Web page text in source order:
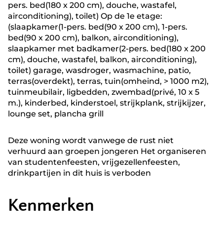
pers. bed(180 x 200 cm), douche, wastafel,
airconditioning), toilet) Op de 1e etage:
(slaapkamer(1-pers. bed(90 x 200 cm), 1-pers.
bed(90 x 200 cm), balkon, airconditioning),
slaapkamer met badkamer(2-pers. bed(180 x 200
cm), douche, wastafel, balkon, airconditioning),
toilet) garage, wasdroger, wasmachine, patio,
terras(overdekt), terras, tuin(omheind, > 1000 m2),
tuinmeubilair, ligbedden, zwembad(privé, 10 x 5
m.), kinderbed, kinderstoel, strijkplank, strijkijzer,
lounge set, plancha grill
Deze woning wordt vanwege de rust niet
verhuurd aan groepen jongeren Het organiseren
van studentenfeesten, vrijgezellenfeesten,
drinkpartijen in dit huis is verboden
Kenmerken